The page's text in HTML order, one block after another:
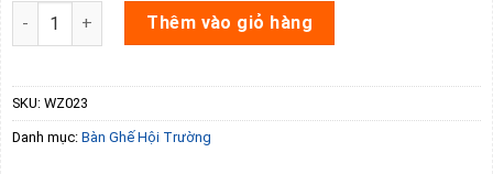
Ghế rạp phim WZ023 số lượng
Thêm vào giỏ hàng
SKU: WZ023
Danh mục: Bàn Ghế Hội Trường